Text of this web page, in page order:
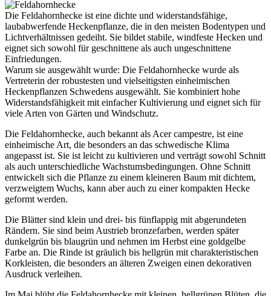
Die Feldahornhecke ist eine dichte und widerstandsfähige,
laubabwerfende Heckenpflanze, die in den meisten Bodentypen und
Lichtverhältnissen gedeiht. Sie bildet stabile, windfeste Hecken und
eignet sich sowohl für geschnittene als auch ungeschnittene
Einfriedungen.
Warum sie ausgewählt wurde: Die Feldahornhecke wurde als
Vertreterin der robustesten und vielseitigsten einheimischen
Heckenpflanzen Schwedens ausgewählt. Sie kombiniert hohe
Widerstandsfähigkeit mit einfacher Kultivierung und eignet sich für
viele Arten von Gärten und Windschutz.
Die Feldahornhecke, auch bekannt als Acer campestre, ist eine
einheimische Art, die besonders an das schwedische Klima
angepasst ist. Sie ist leicht zu kultivieren und verträgt sowohl Schnitt
als auch unterschiedliche Wachstumsbedingungen. Ohne Schnitt
entwickelt sich die Pflanze zu einem kleineren Baum mit dichtem,
verzweigtem Wuchs, kann aber auch zu einer kompakten Hecke
geformt werden.
Die Blätter sind klein und drei- bis fünflappig mit abgerundeten
Rändern. Sie sind beim Austrieb bronzefarben, werden später
dunkelgrün bis blaugrün und nehmen im Herbst eine goldgelbe
Farbe an. Die Rinde ist gräulich bis hellgrün mit charakteristischen
Korkleisten, die besonders an älteren Zweigen einen dekorativen
Ausdruck verleihen.